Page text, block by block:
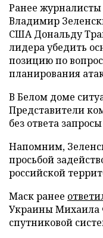
Ранее
Владимир
США Дональду
лидера убедить
позицию по
планирования
В Белом доме
Представители
без ответа
Напомним,
просьбой
российской
Маск ранее
Украины Михаила
спутниковой